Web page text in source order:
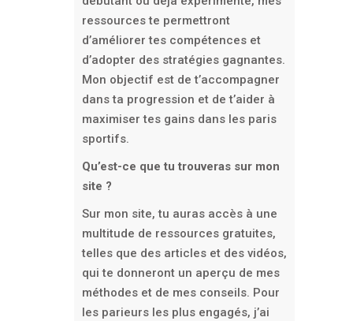
ressources te permettront
d’améliorer tes compétences et
d’adopter des stratégies gagnantes.
Mon objectif est de t’accompagner
dans ta progression et de t’aider à
maximiser tes gains dans les paris
sportifs.
Qu’est-ce que tu trouveras sur mon
site ?
Sur mon site, tu auras accès à une
multitude de ressources gratuites,
telles que des articles et des vidéos,
qui te donneront un aperçu de mes
méthodes et de mes conseils. Pour
les parieurs les plus engagés, j’ai